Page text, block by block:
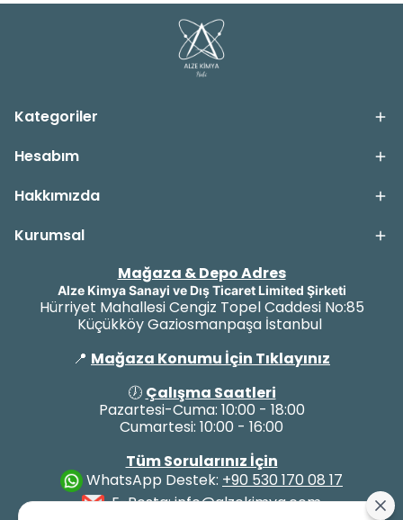
Kategoriler
Hesabım
Hakkımızda
Kurumsal
Mağaza & Depo Adres
Alze Kimya Sanayi ve Dış Ticaret Limited Şirketi
Hürriyet Mahallesi Cengiz Topel Caddesi No:85
Küçükköy Gaziosmanpaşa İstanbul
📍 Mağaza Konumu İçin Tıklayınız
🕖 Çalışma Saatleri
Pazartesi-Cuma: 10:00 - 18:00
Cumartesi: 10:00 - 16:00
Tüm Sorularınız İçin
WhatsApp Destek: +90 530 170 08 17
E-Posta:info@alzekimya.com